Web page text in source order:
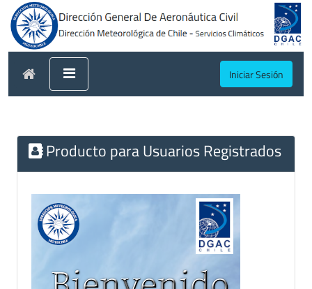
Iniciar Sesión
Producto para Usuarios Registrados